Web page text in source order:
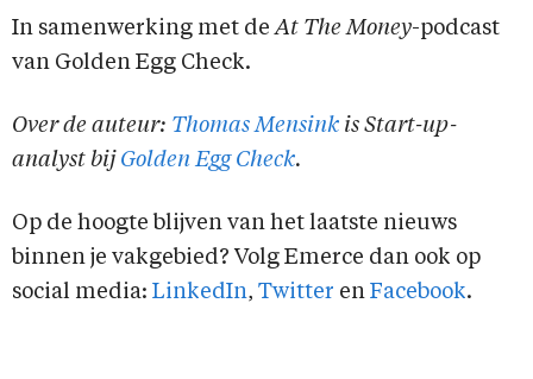
In samenwerking met deAt The Money-podcast
van Golden Egg Check.
Over de auteur: Thomas Mensink is Start-up-
analyst bij Golden Egg Check.
Op de hoogte blijven van het laatste nieuws
binnen je vakgebied? Volg Emerce dan ook op
social media: LinkedIn, Twitter en Facebook.